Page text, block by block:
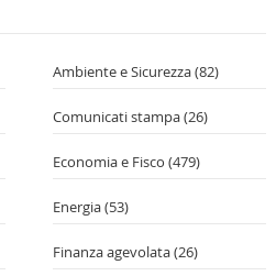
Ambiente e Sicurezza(82)
Comunicati stampa(26)
Economia e Fisco (479)
Energia(53)
Finanza agevolata(26)